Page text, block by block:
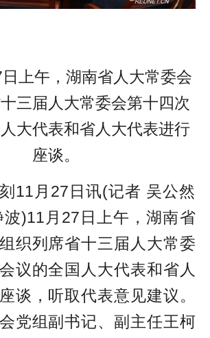
午，湖南省人大常委会
三届人大常委会第十四次
大代表和省人大代表进行
座谈。
月27日讯(记者 吴公然
)11月27日上午，湖南省
织列席省十三届人大常委
议的全国人大代表和省人
谈，听取代表意见建议。
党组副书记、副主任王柯